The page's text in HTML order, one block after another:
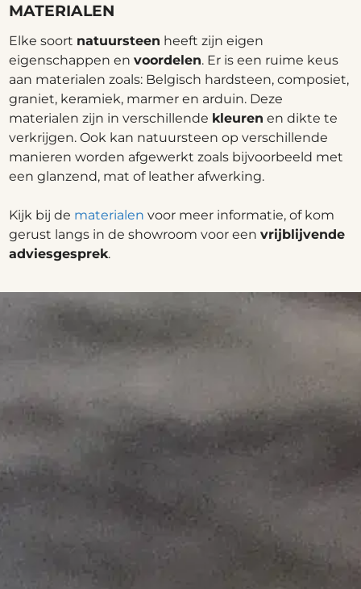
MATERIALEN
Elke soort natuursteen heeft zijn eigen
eigenschappen en voordelen. Er is een ruime keus
aan materialen zoals: Belgisch hardsteen, composiet,
graniet, keramiek, marmer en arduin. Deze
materialen zijn in verschillende kleuren en dikte te
verkrijgen. Ook kan natuursteen op verschillende
manieren worden afgewerkt zoals bijvoorbeeld met
een glanzend, mat of leather afwerking.
Kijk bij de materialen voor meer informatie, of kom
gerust langs in de showroom voor een vrijblijvende
adviesgesprek.